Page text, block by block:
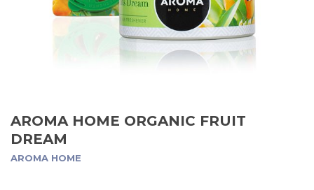
AROMA HOME ORGANIC FRUIT
DREAM
AROMA HOME